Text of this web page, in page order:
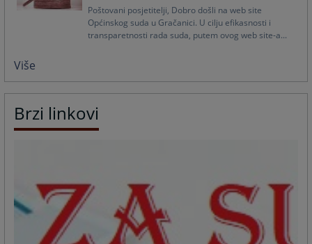
Poštovani posjetitelji, Dobro došli na web site
Općinskog suda u Gračanici. U cilju efikasnosti i
transparetnosti rada suda, putem ovog web site-a...
Više
Brzi linkovi